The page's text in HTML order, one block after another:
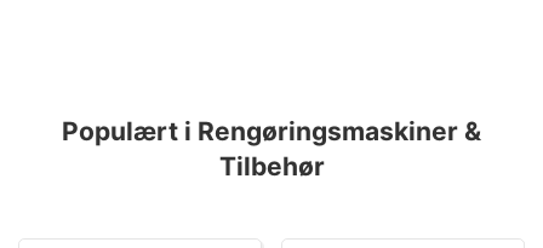
Populært i Rengøringsmaskiner &
Tilbehør